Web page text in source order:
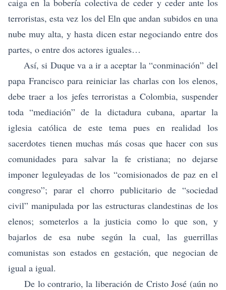
caiga en la bobería colectiva de ceder y ceder ante los
terroristas, esta vez los del Eln que andan subidos en una
nube muy alta, y hasta dicen estar negociando entre dos
partes, o entre dos actores iguales…
Así, si Duque va a ir a aceptar la “conminación” del
papa Francisco para reiniciar las charlas con los elenos,
debe traer a los jefes terroristas a Colombia, suspender
toda “mediación” de la dictadura cubana, apartar la
iglesia católica de este tema pues en realidad los
sacerdotes tienen muchas más cosas que hacer con sus
comunidades para salvar la fe cristiana; no dejarse
imponer leguleyadas de los “comisionados de paz en el
congreso”; parar el chorro publicitario de “sociedad
civil” manipulada por las estructuras clandestinas de los
elenos; someterlos a la justicia como lo que son, y
bajarlos de esa nube según la cual, las guerrillas
comunistas son estados en gestación, que negocian de
igual a igual.
De lo contrario, la liberación de Cristo José (aún no